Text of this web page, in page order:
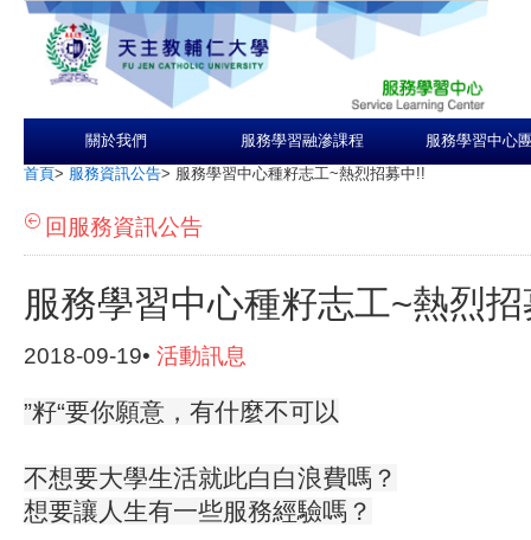
關於我們 服務學習融滲課程 服務學習中心
首頁> 服務資訊公告> 服務學習中心種籽志工~熱烈招募中!!
回服務資訊公告
服務學習中心種籽志工~熱烈
2018-09-19• 活動訊息
”籽“要你願意，有什麼不可以
不想要大學生活就此白白浪費嗎？
想要讓人生有一些服務經驗嗎？